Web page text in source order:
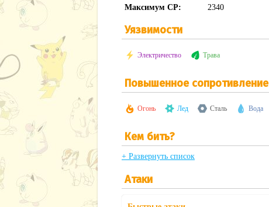
Максимум CP:
2340
Уязвимости
Электричество Трава
Повышенное сопротивление
Огонь Лед Сталь Вода
Кем бить?
+ Развернуть список
Атаки